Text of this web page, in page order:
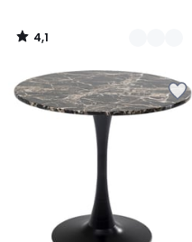
250,79
€
lieu
de
439,99
4,1
/